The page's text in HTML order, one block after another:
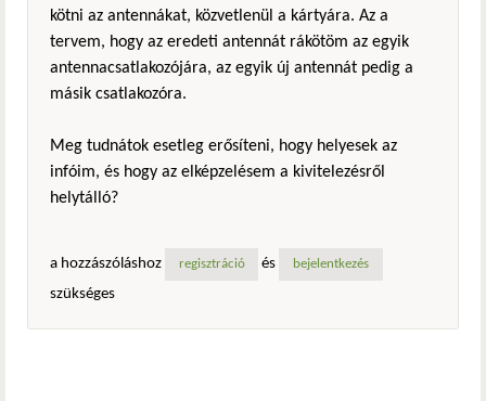
kötni az antennákat, közvetlenül a kártyára. Az a
tervem, hogy az eredeti antennát rákötöm az egyik
antennacsatlakozójára, az egyik új antennát pedig a
másik csatlakozóra.
Meg tudnátok esetleg erősíteni, hogy helyesek az
infóim, és hogy az elképzelésem a kivitelezésről
helytálló?
a hozzászóláshoz regisztráció és bejelentkezés
szükséges